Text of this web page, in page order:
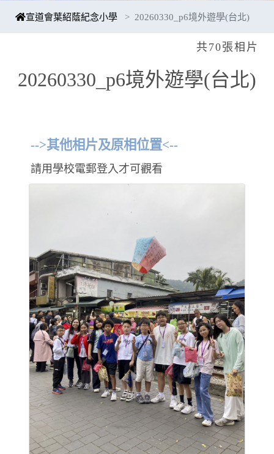
宣道會葉紹蔭紀念小學 20260330_p6境外遊學(台北)
共70張相片
20260330_p6境外遊學(台北)
-->其他相片及原相位置<--
請用學校電郵登入才可觀看